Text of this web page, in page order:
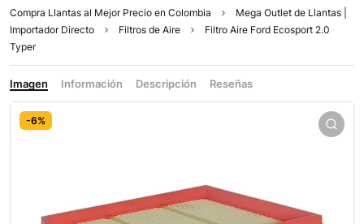
Compra Llantas al Mejor Precio en Colombia
Mega Outlet de Llantas |
Importador Directo
Filtros de Aire
Filtro Aire Ford Ecosport 2.0
Typer
Imagen Información Descripción Reseñas
-6%